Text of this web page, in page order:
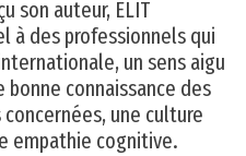
son auteur, ELIT
à des professionnels qui
un sens aigu
bonne connaissance des
une culture
empathie cognitive.